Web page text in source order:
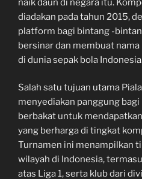
diadakan pada tahun 2015,
platform bagi bintang -
bersinar dan membuat
di dunia sepak bola
Salah satu tujuan utama
menyediakan panggung
berbakat untuk
yang berharga di tingkat
Turnamen ini menampilkan
wilayah di Indonesia,
atas Liga 1, serta klub dari